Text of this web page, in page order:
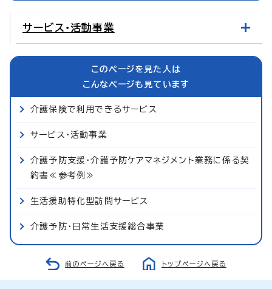
サービス・活動事業
このページを見た人は
こんなページも見ています
介護保険で利用できるサービス
サービス・活動事業
介護予防支援・介護予防ケアマネジメント業務に係る契
約書≪参考例≫
生活援助特化型訪問サービス
介護予防・日常生活支援総合事業
前のページへ戻る トップページへ戻る